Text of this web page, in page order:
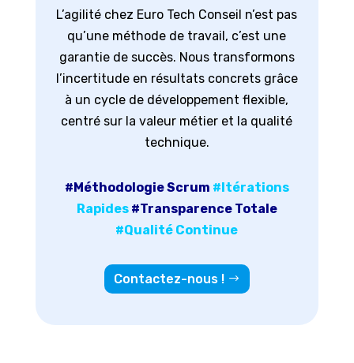
L’agilité chez Euro Tech Conseil n’est pas
qu’une méthode de travail, c’est une
garantie de succès. Nous transformons
l’incertitude en résultats concrets grâce
à un cycle de développement flexible,
centré sur la valeur métier et la qualité
technique.
#Méthodologie Scrum #Itérations
Rapides#Transparence Totale
#Qualité Continue
Contactez-nous !